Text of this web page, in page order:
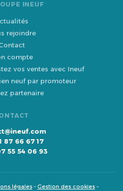
INEUF
rejoindre
compte
vos ventes avec Ineuf
neuf par promoteur
partenaire
87 66 67 17
55 54 06 93
légales–Gestion des cookies–